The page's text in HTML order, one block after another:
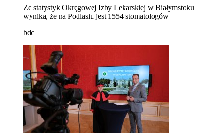
Ze statystyk Okręgowej Izby Lekarskiej w Białymstoku
wynika, że na Podlasiu jest 1554 stomatologów
bdc